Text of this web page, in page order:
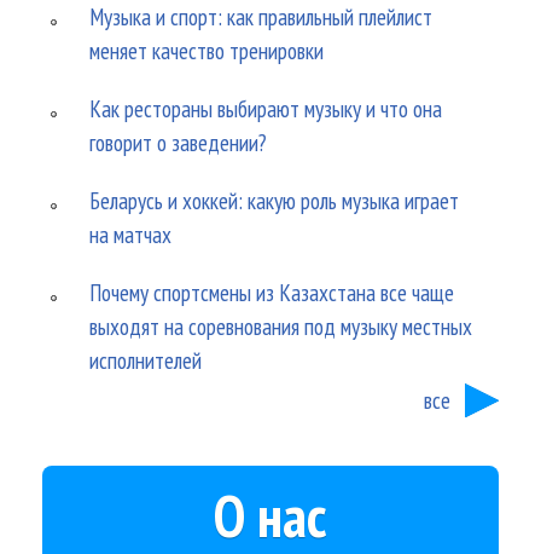
Музыка и спорт: как правильный плейлист
меняет качество тренировки
Как рестораны выбирают музыку и что она
говорит о заведении?
Беларусь и хоккей: какую роль музыка играет
на матчах
Почему спортсмены из Казахстана все чаще
выходят на соревнования под музыку местных
исполнителей
все
О нас